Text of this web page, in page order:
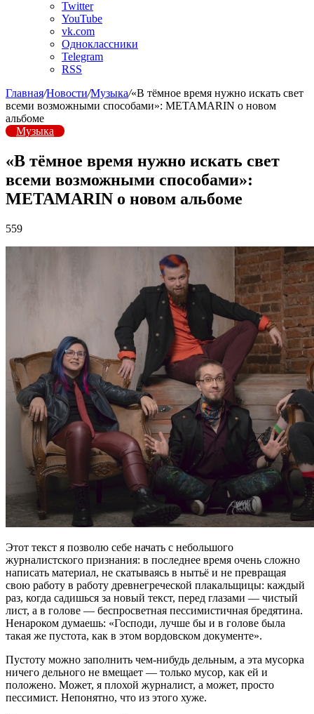
Twitter
YouTube
vk.com
Одноклассники
Telegram
RSS
Главная/Новости/Музыка/«В тёмное время нужно искать свет
всеми возможными способами»: METAMARIN о новом
альбоме
Музыка
«В тёмное время нужно искать свет
всеми возможными способами»:
METAMARIN о новом альбоме
559
Этот текст я позволю себе начать с небольшого
журналистского признания: в последнее время очень сложно
написать материал, не скатываясь в нытьё и не превращая
свою работу в работу древнегреческой плакальщицы: каждый
раз, когда садишься за новый текст, перед глазами — чистый
лист, а в голове — беспросветная пессимистичная бредятина.
Ненароком думаешь: «Господи, лучше бы и в голове была
такая же пустота, как в этом вордовском документе».
Пустоту можно заполнить чем-нибудь дельным, а эта мусорка
ничего дельного не вмещает — только мусор, как ей и
положено. Может, я плохой журналист, а может, просто
пессимист. Непонятно, что из этого хуже.